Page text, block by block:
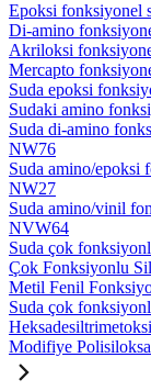
Epoksi fonksiyonel
Di-amino
Akriloksi
Mercapto
Suda epoksi
Sudaki amino
Suda di-amino
NW76
Suda amino/epoksi
NW27
Suda amino/vinil
NVW64
Suda çok
Çok Fonksiyonlu
Metil Fenil
Suda çok
Modifiye